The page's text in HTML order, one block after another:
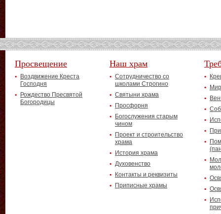
Просвещение
Воздвижение Креста
Господня
Рождество Пресвятой
Богородицы
Наш храм
Сотрудничество со
школами Строгино
Святыни храма
Просфорня
Богослужения старым
чином
Проект и строительство
храма
История храма
Духовенство
Контакты и реквизиты
Приписные храмы